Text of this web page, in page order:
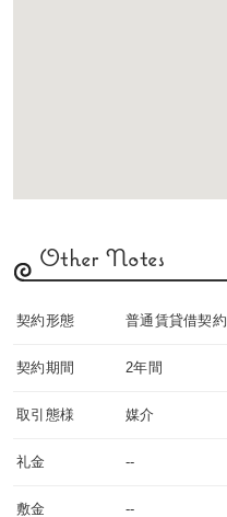
Other Notes
契約形態 普通賃貸借契約
契約期間 2年間
取引態様 媒介
礼金 --
敷金 --